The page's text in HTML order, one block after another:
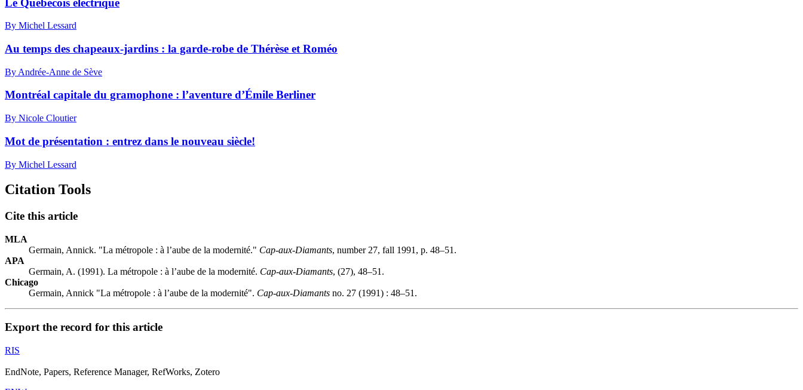
By Michel Lessard
Au temps des chapeaux-jardins : la garde-robe de Thérèse et Roméo
By Andrée-Anne de Sève
Montréal capitale du gramophone : l’aventure d’Émile Berliner
By Nicole Cloutier
Mot de présentation : entrez dans le nouveau siècle!
By Michel Lessard
Citation Tools
Cite this article
MLA
Germain, Annick. "La métropole : à l’aube de la modernité." Cap-aux-Diamants, number 27, fall 1991, p. 48–51.
APA
Germain, A. (1991). La métropole : à l’aube de la modernité. Cap-aux-Diamants, (27), 48–51.
Chicago
Germain, Annick "La métropole : à l’aube de la modernité". Cap-aux-Diamants no. 27 (1991) : 48–51.
Export the record for this article
RIS
EndNote, Papers, Reference Manager, RefWorks, Zotero